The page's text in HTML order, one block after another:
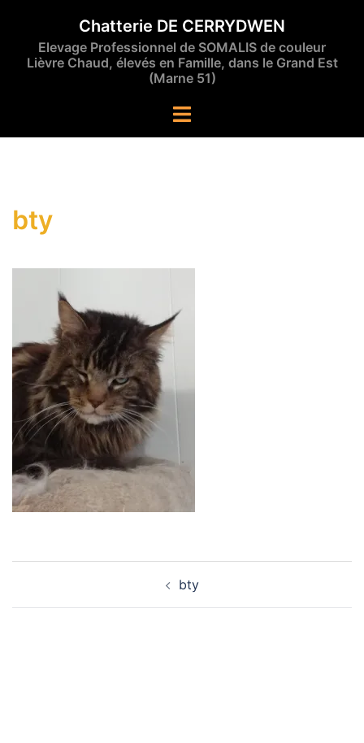
contenu
Chatterie DE CERRYDWEN
Elevage Professionnel de SOMALIS de couleur
Lièvre Chaud, élevés en Famille, dans le Grand Est
(Marne 51)
Ouvrir/fermer
bty
bty